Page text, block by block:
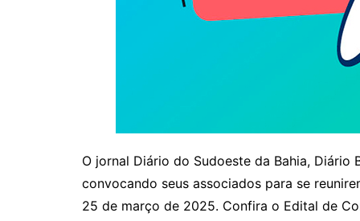
O jornal Diário do Sudoeste da Bahia,
convocando seus associados para se
25 de março de 2025. Confira o Edital de